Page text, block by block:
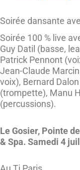
Soirée dansante
Soirée 100 % live
Guy Datil (basse,
Patrick Pennont
Jean-Claude
voix), Bernard
(trompette), Manu
(percussions).
Le Gosier, Pointe
& Spa. Samedi 4